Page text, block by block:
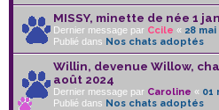
MISSY, minette de née 1
Dernier message par Ccile « 28 mai
Publié dans Nos chats adoptés
Willin, devenue Willow,
août 2024
Dernier message par Caroline « 01
Publié dans Nos chats adoptés